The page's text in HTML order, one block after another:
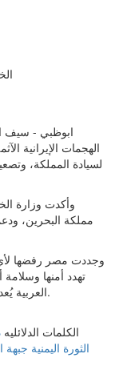
الخميس
ابوظبي - سيف
الهجمات الإيرانية
لسيادة المملكة،
وأكدت وزارة
مملكة البحرين،
وجددت مصر رفضها
تهدد أمنها
العربية يُعد جزءاً لا يتجزأ من الأمن القومي العربي والمصري.
الكلمات الدلائليه
الثورة اليمنية جبهة